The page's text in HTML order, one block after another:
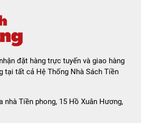
đặt hàng trực tuyến và giao hàng
tại tất cả Hệ Thống Nhà Sách Tiền
nhà Tiền phong, 15 Hồ Xuân Hương,